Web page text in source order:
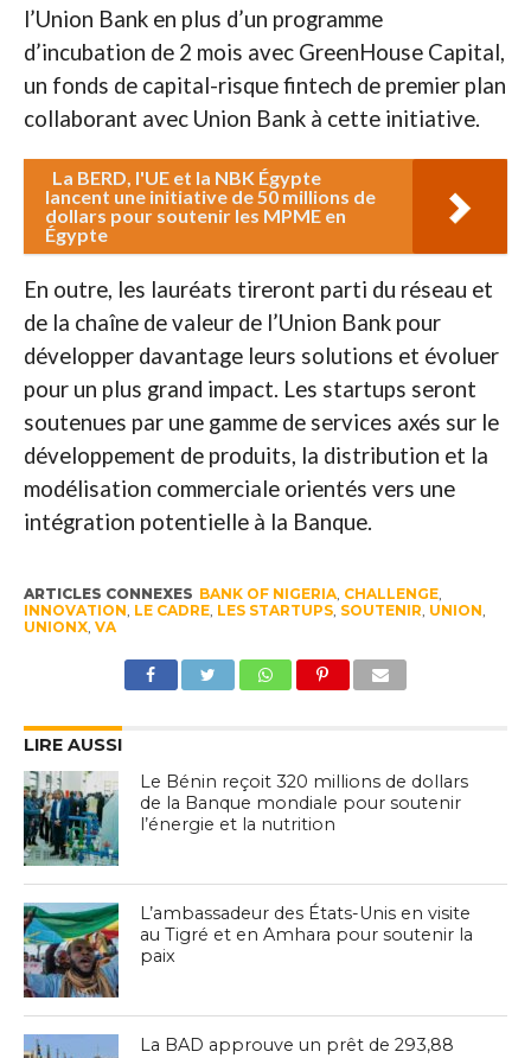
l’Union Bank en plus d’un programme
d’incubation de 2 mois avec GreenHouse Capital,
un fonds de capital-risque fintech de premier plan
collaborant avec Union Bank à cette initiative.
La BERD, l'UE et la NBK Égypte
lancent une initiative de 50 millions de
dollars pour soutenir les MPME en
Égypte
En outre, les lauréats tireront parti du réseau et
de la chaîne de valeur de l’Union Bank pour
développer davantage leurs solutions et évoluer
pour un plus grand impact. Les startups seront
soutenues par une gamme de services axés sur le
développement de produits, la distribution et la
modélisation commerciale orientés vers une
intégration potentielle à la Banque.
ARTICLES CONNEXES BANK OF NIGERIA, CHALLENGE,
INNOVATION LE CADRE, LES STARTUPS, SOUTENIR UNION
UNIONX, VA
LIRE AUSSI
Le Bénin reçoit 320 millions de dollars
de la Banque mondiale pour soutenir
l’énergie et la nutrition
L’ambassadeur des États-Unis en visite
au Tigré et en Amhara pour soutenir la
paix
La BAD approuve un prêt de 293,88